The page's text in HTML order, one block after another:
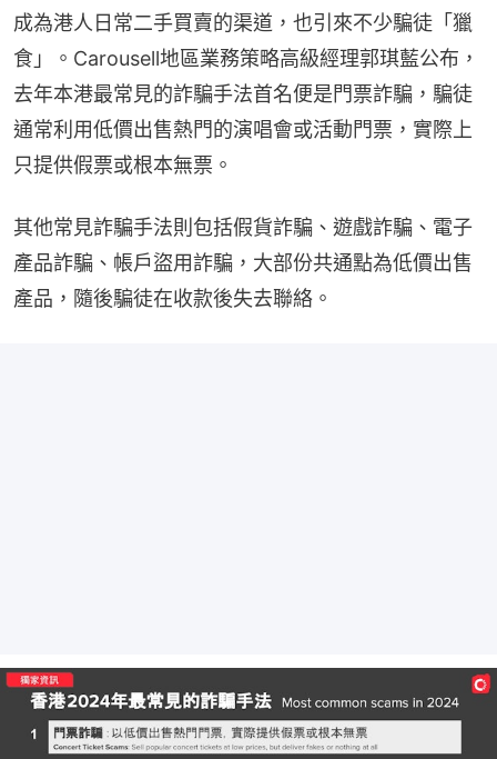
成為港人日常二手買賣的渠道，也引來不少騙徒「獵
食」。Carousell地區業務策略高級經理郭琪藍公布，
去年本港最常見的詐騙手法首名便是門票詐騙，騙徒
通常利用低價出售熱門的演唱會或活動門票，實際上
只提供假票或根本無票。
其他常見詐騙手法則包括假貨詐騙、遊戲詐騙、電子
產品詐騙、帳戶盜用詐騙，大部份共通點為低價出售
產品，隨後騙徒在收款後失去聯絡。